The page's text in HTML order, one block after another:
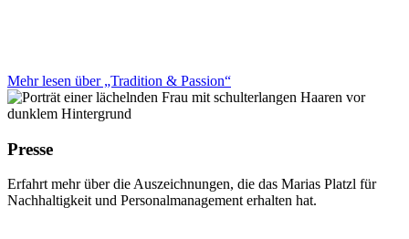
Mehr lesen über „Tradition & Passion“
Presse
Erfahrt mehr über die Auszeichnungen, die das Marias Platzl für
Nachhaltigkeit und Personalmanagement erhalten hat.